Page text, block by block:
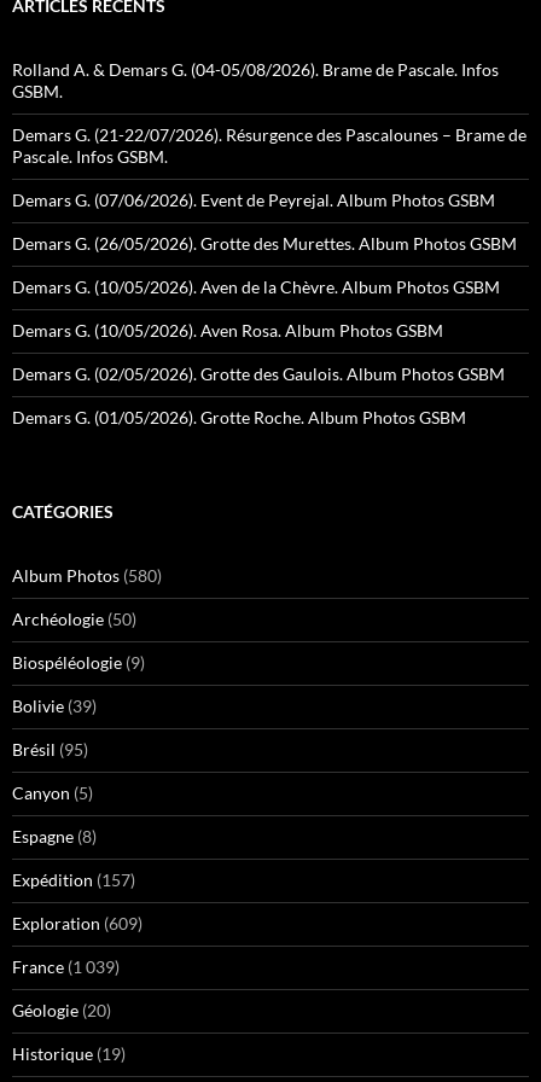
ARTICLES RÉCENTS
Rolland A. & Demars G. (04-05/08/2026). Brame de Pascale. Infos
GSBM.
Demars G. (21-22/07/2026). Résurgence des Pascalounes – Brame de
Pascale. Infos GSBM.
Demars G. (07/06/2026). Event de Peyrejal. Album Photos GSBM
Demars G. (26/05/2026). Grotte des Murettes. Album Photos GSBM
Demars G. (10/05/2026). Aven de la Chèvre. Album Photos GSBM
Demars G. (10/05/2026). Aven Rosa. Album Photos GSBM
Demars G. (02/05/2026). Grotte des Gaulois. Album Photos GSBM
Demars G. (01/05/2026). Grotte Roche. Album Photos GSBM
CATÉGORIES
Album Photos (580)
Archéologie (50)
Biospéléologie (9)
Bolivie (39)
Brésil (95)
Canyon (5)
Espagne (8)
Expédition (157)
Exploration (609)
France (1 039)
Géologie (20)
Historique (19)